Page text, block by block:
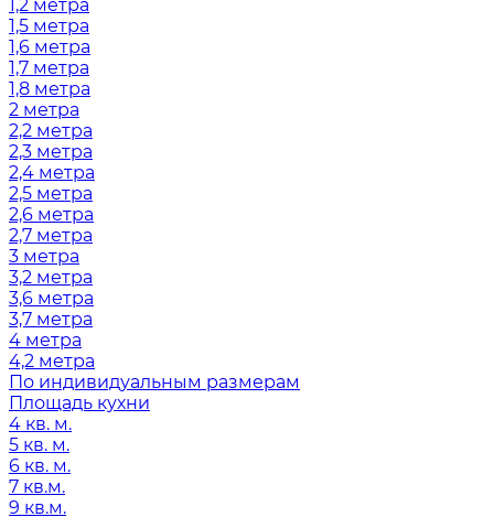
1,2 метра
1,5 метра
1,6 метра
1,7 метра
1,8 метра
2 метра
2,2 метра
2,3 метра
2,4 метра
2,5 метра
2,6 метра
2,7 метра
3 метра
3,2 метра
3,6 метра
3,7 метра
4 метра
4,2 метра
По индивидуальным размерам
Площадь кухни
4 кв. м.
5 кв. м.
6 кв. м.
7 кв.м.
9 кв.м.